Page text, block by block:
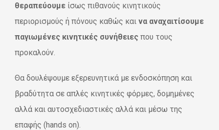
θεραπεύουμε ίσως πιθανούς κινητικούς
περιορισμούς ή πόνους καθώς και να αναχαιτίσουμε
παγιωμένες κινητικές συνήθειες που τους
προκαλούν.
Θα δουλέψουμε εξερευνητικά με ενδοσκόπηση και
βραδύτητα σε απλές κινητικές φόρμες, δομημένες
αλλά και αυτοσχεδιαστικές αλλά και μέσω της
επαφής (hands on).